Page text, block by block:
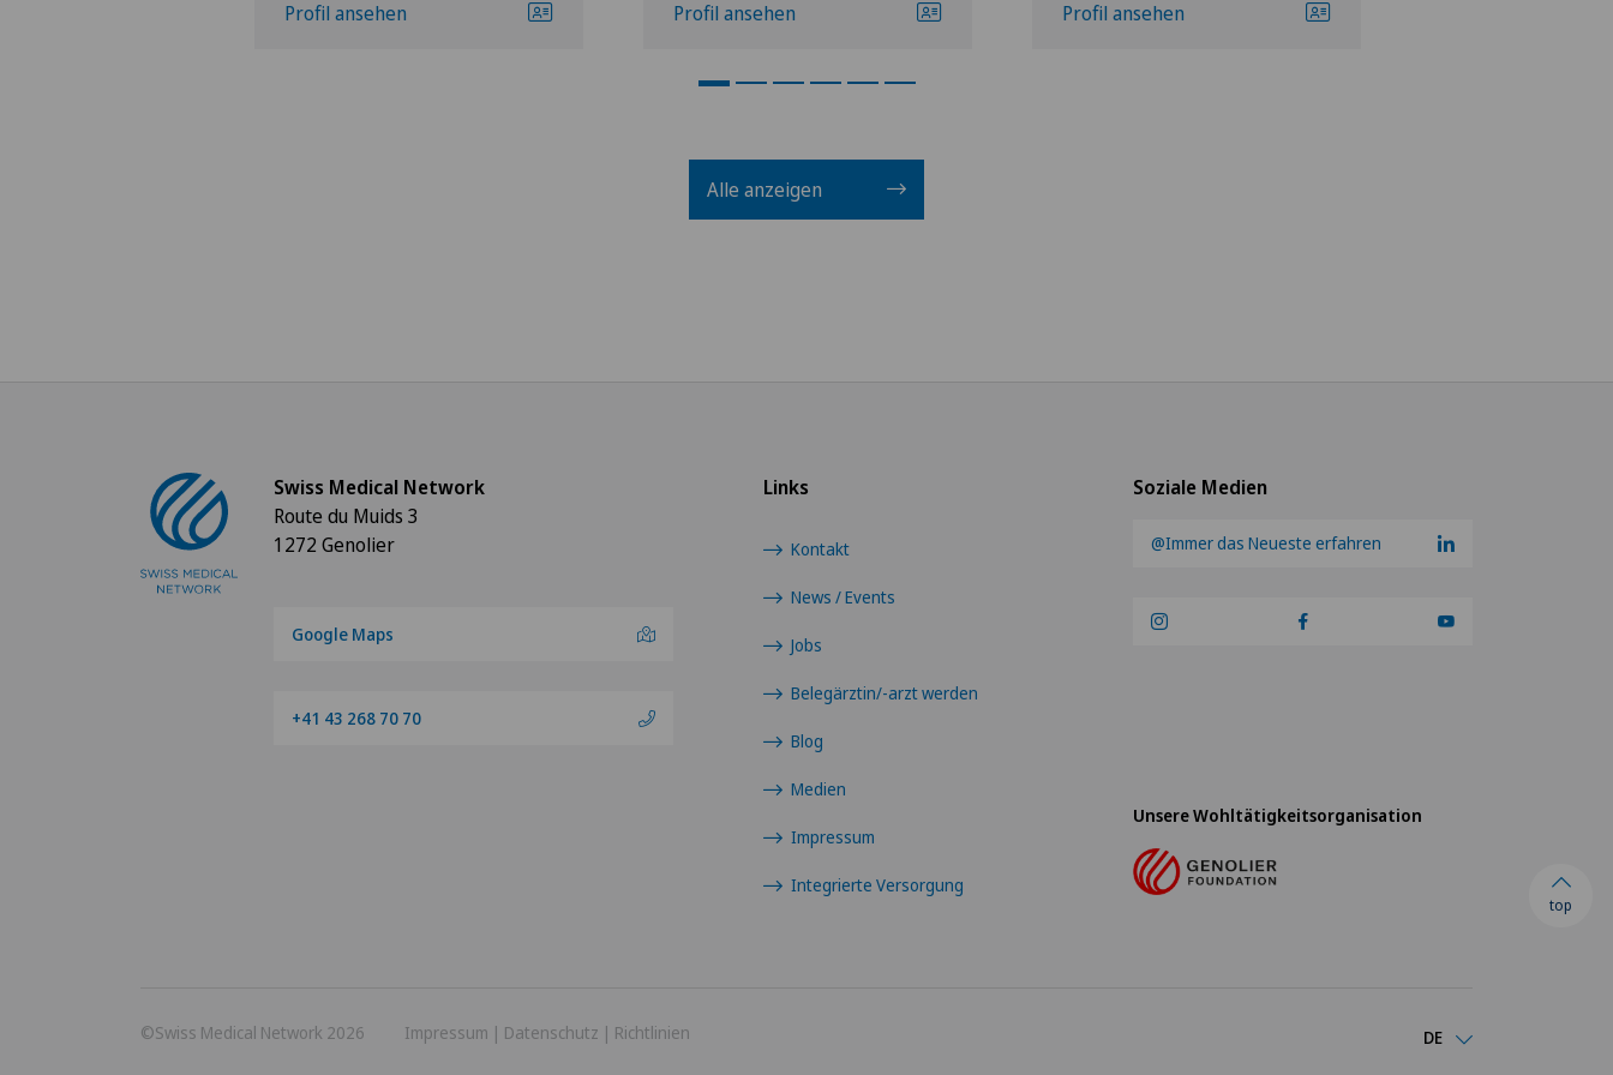
Profil ansehen Profil ansehen Profil ansehen
Alle anzeigen
Soziale Medien
@Immer das Neueste erfahren
Links
Kontakt
News / Events
Jobs
Belegärztin/-arzt werden
Blog
Medien
Impressum
Integrierte Versorgung
Swiss Medical Network
Route du Muids 3
1272 Genolier
Google Maps
+41 43 268 70 70
Unsere Wohltätigkeitsorganisation
top
©Swiss Medical Network 2026 Impressum | Datenschutz | Richtlinien DE